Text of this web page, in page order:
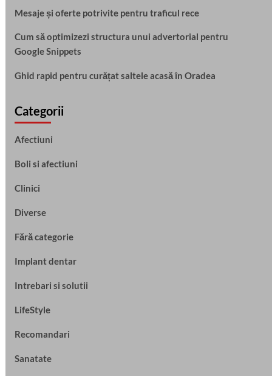
Mesaje și oferte potrivite pentru traficul rece
Cum să optimizezi structura unui advertorial pentru
Google Snippets
Ghid rapid pentru curățat saltele acasă în Oradea
Categorii
Afectiuni
Boli si afectiuni
Clinici
Diverse
Fără categorie
Implant dentar
Intrebari si solutii
LifeStyle
Recomandari
Sanatate